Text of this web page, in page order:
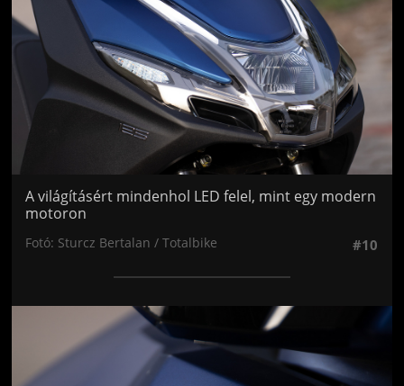
A világításért mindenhol LED felel, mint egy modern
motoron
Fotó: Sturcz Bertalan / Totalbike #10
Jön még kép!